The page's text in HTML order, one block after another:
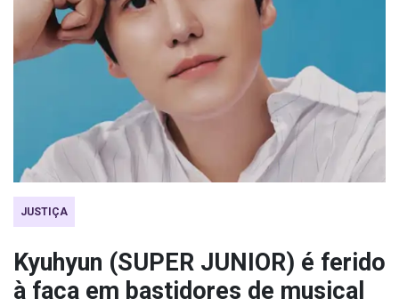
JUSTIÇA
Kyuhyun (SUPER JUNIOR) é ferido
à faca em bastidores de musical